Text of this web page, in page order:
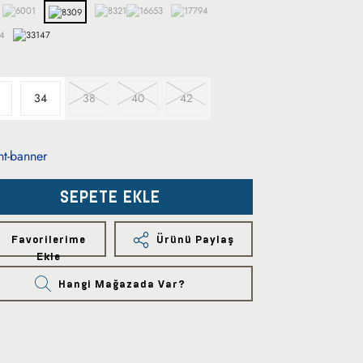
34 38 40 42
SEPETE EKLE
Favorilerime
Ekle
Ürünü Paylaş
Hangi Mağazada Var?